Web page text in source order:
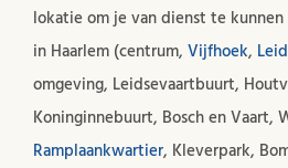
lokatie om je van dienst te
in Haarlem (centrum, Vijfhoek,
omgeving, Leidsevaartbuurt,
Koninginnebuurt, Bosch en Vaart,
Ramplaankwartier, Kleverpark,